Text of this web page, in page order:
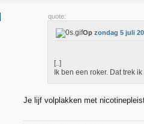
quote:
Op zondag 5 juli
[..]
Ik ben een roker. Dat trek
Je lijf volplakken met